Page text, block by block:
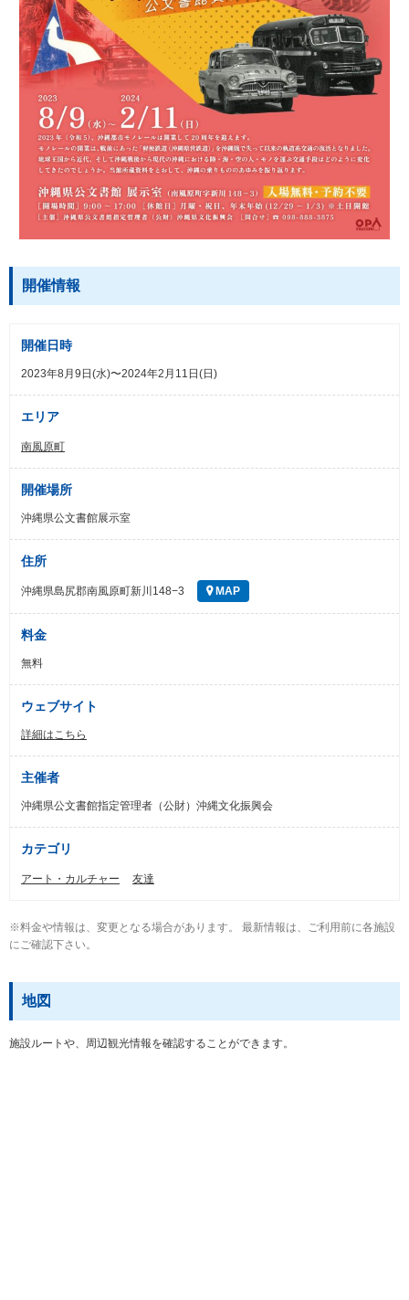
開催情報
開催日時
2023年8月9日(水)〜2024年2月11日(日)
エリア
南風原町
開催場所
沖縄県公文書館展示室
住所
沖縄県島尻郡南風原町新川148−3 MAP
料金
無料
ウェブサイト
詳細はこちら
主催者
沖縄県公文書館指定管理者（公財）沖縄文化振興会
カテゴリ
アート・カルチャー 友達
※料金や情報は、変更となる場合があります。 最新情報は、ご利用前に各施設
にご確認下さい。
地図
施設ルートや、周辺観光情報を確認することができます。